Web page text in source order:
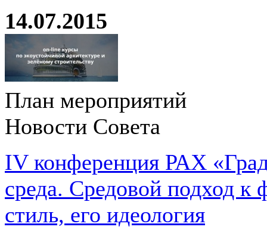
14.07.2015
План мероприятий
Новости Совета
IV конференция РАХ
среда. Средовой подход
стиль, его идеология